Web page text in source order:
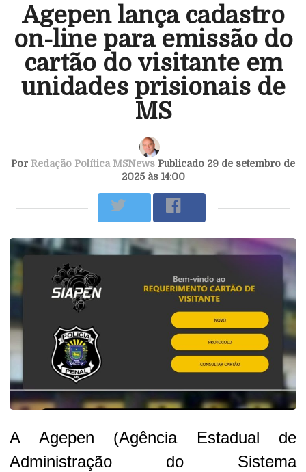
Agepen lança cadastro
on-line para emissão do
cartão do visitante em
unidades prisionais de
MS
Por Redação Política MSNews Publicado 29 de setembro de
2025 às 14:00
A Agepen (Agência Estadual de
Administração do Sistema